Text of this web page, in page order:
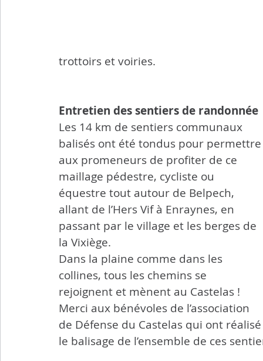
trottoirs et voiries.
Entretien des sentiers de randonnée
Les 14 km de sentiers communaux
balisés ont été tondus pour
aux promeneurs de profiter de ce
maillage pédestre, cycliste ou
équestre tout autour de Belpech,
allant de l’Hers Vif à Enraynes, en
passant par le village et les berges de
la Vixiège.
Dans la plaine comme dans les
collines, tous les chemins se
rejoignent et mènent au Castelas !
Merci aux bénévoles de l’association
de Défense du Castelas qui ont
le balisage de l’ensemble de ces